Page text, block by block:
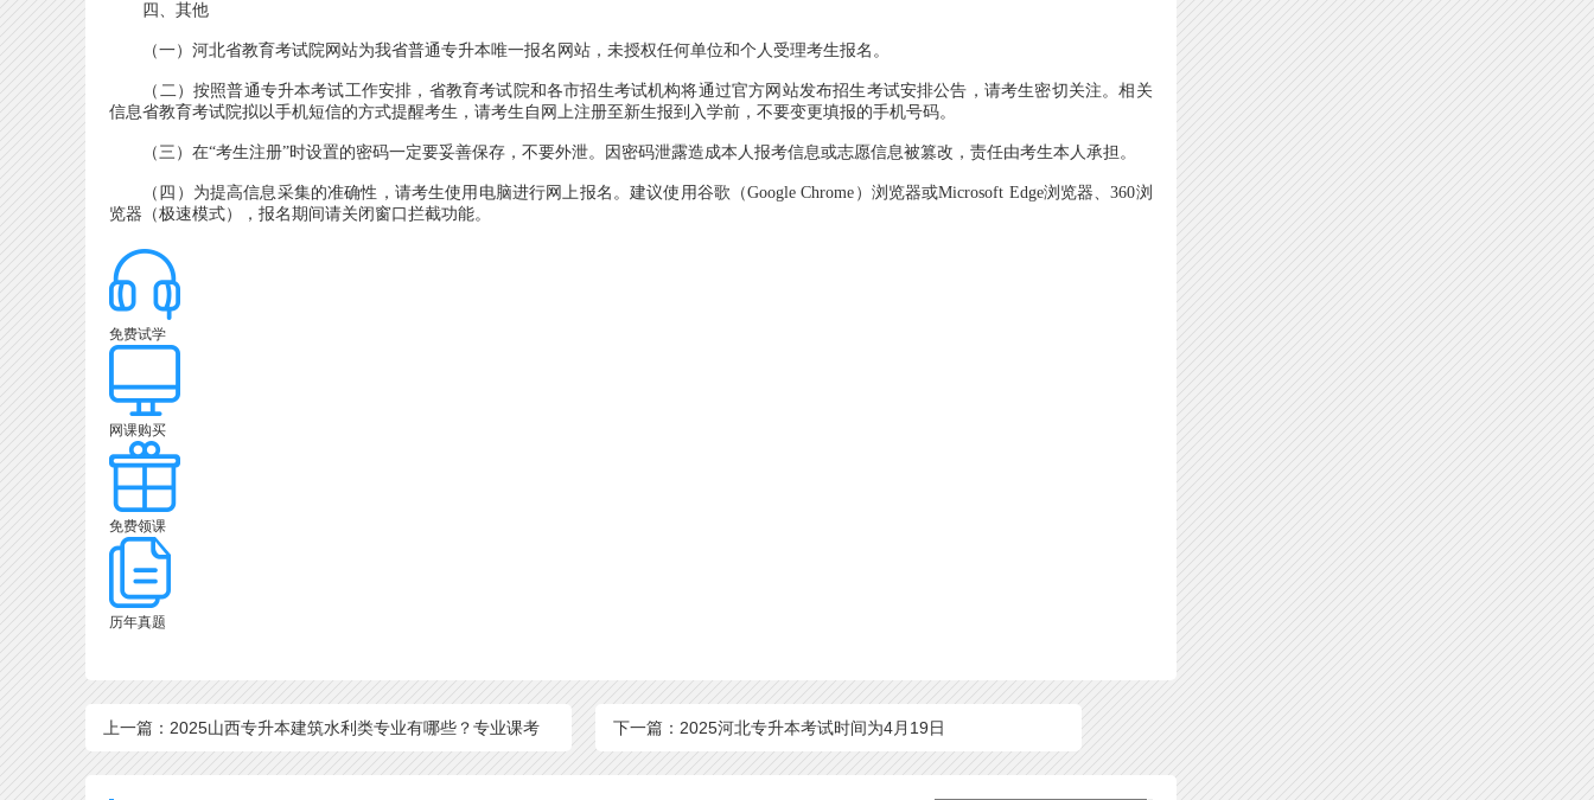
四、其他
（一）河北省教育考试院网站为我省普通专升本唯一报名网站，未授权任何单位和个人受理考生报名。
（二）按照普通专升本考试工作安排，省教育考试院和各市招生考试机构将通过官方网站发布招生考试安排公告，请考生密切关注。相关
信息省教育考试院拟以手机短信的方式提醒考生，请考生自网上注册至新生报到入学前，不要变更填报的手机号码。
（三）在“考生注册”时设置的密码一定要妥善保存，不要外泄。因密码泄露造成本人报考信息或志愿信息被篡改，责任由考生本人承担。
（四）为提高信息采集的准确性，请考生使用电脑进行网上报名。建议使用谷歌（Google Chrome）浏览器或Microsoft Edge浏览器、360浏
览器（极速模式），报名期间请关闭窗口拦截功能。
免费试学
网课购买
免费领课
历年真题
上一篇：2025山西专升本建筑水利类专业有哪些？专业课考
什么？
下一篇：2025河北专升本考试时间为4月19日